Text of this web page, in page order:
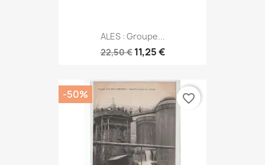
ALES : Groupe...
22,50 € 11,25 €
-50% favorite_border